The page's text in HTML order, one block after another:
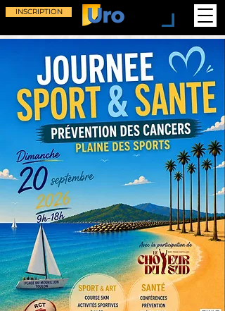
INSCRIPTION